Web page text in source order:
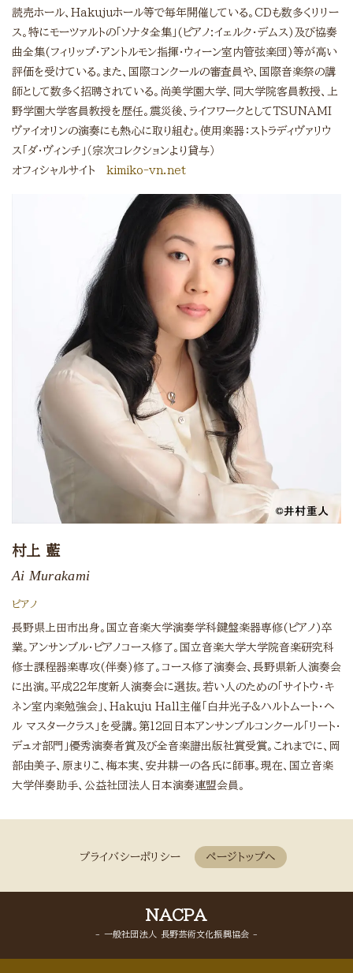
読売ホール、 Hakujuホール等で毎年開催している。 CDも数多くリリー
ス。特にモーツァルトの「ソナタ全集」 ( ピアノ :イェルク・デムス ) 及び協奏
曲全集( フィリップ・アントルモン指揮・ウィーン室内管弦楽団 )等が高い
評価を受けている。また、国際コンクールの審査員や、国際音楽祭の講
師として数多く招聘されている。尚美学園大学、同大学院客員教授、上
野学園大学客員教授を歴任。震災後、ライフワークとしてTSUNAMI
ヴァイオリンの演奏にも熱心に取り組む。使用楽器：ストラディヴァリウ
ス「ダ・ヴィンチ」（宗次コレクションより貸与）
オフィシャルサイト
kimiko-vn.net
村上 藍
Ai Murakami
ピアノ
長野県上田市出身。国立音楽大学演奏学科鍵盤楽器専修(ピアノ)卒
業。アンサンブル・ピアノコース修了。国立音楽大学大学院音楽研究科
修士課程器楽専攻(伴奏)修了。コース修了演奏会、長野県新人演奏会
に出演。平成22年度新人演奏会に選抜。若い人のための「サイトウ・キ
ネン室内楽勉強会」、Hakuju Hall主催「白井光子&ハルトムート・ヘ
ル マスタークラス」を受講。第12回日本アンサンブルコンクール「リート・
デュオ部門」優秀演奏者賞及び全音楽譜出版社賞受賞。これまでに、岡
部由美子、原まりこ、梅本実、安井耕一の各氏に師事。現在、国立音楽
大学伴奏助手、公益社団法人日本演奏連盟会員。
プライバシーポリシー ページトップへ
NACPA
- 一般社団法人 長野芸術文化振興協会 -